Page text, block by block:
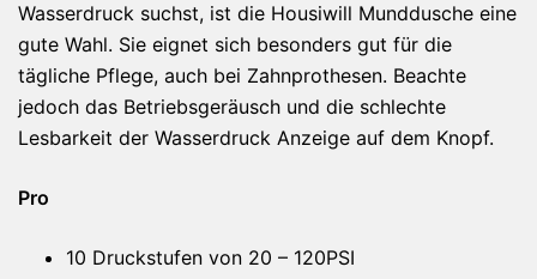
Wasserdruck suchst, ist die Housiwill Munddusche eine
gute Wahl. Sie eignet sich besonders gut für die
tägliche Pflege, auch bei Zahnprothesen. Beachte
jedoch das Betriebsgeräusch und die schlechte
Lesbarkeit der Wasserdruck Anzeige auf dem Knopf.
Pro
10 Druckstufen von 20 – 120PSI